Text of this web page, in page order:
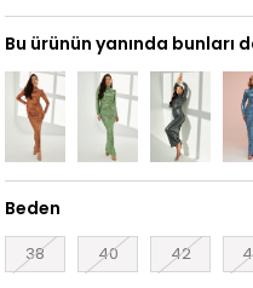
Bu ürünün yanında bunları
Beden
38 40 42